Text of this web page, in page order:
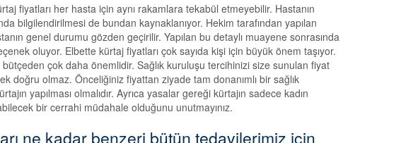
fiyatları her hasta için aynı rakamlara tekabül etmeyebilir. Hastanın
bilgilendirilmesi de bundan kaynaklanıyor. Hekim tarafından yapılan
genel durumu gözden geçirilir. Yapılan bu detaylı muayene sonrasında
oluyor. Elbette kürtaj fiyatları çok sayıda kişi için büyük önem taşıyor.
bütçeden çok daha önemlidir. Sağlık kuruluşu tercihinizi size sunulan fiyat
doğru olmaz. Önceliğiniz fiyattan ziyade tam donanımlı bir sağlık
yapılması olmalıdır. Ayrıca yasalar gereği kürtajın sadece kadın
bir cerrahi müdahale olduğunu unutmayınız.
ne kadar benzeri bütün tedavilerimiz için